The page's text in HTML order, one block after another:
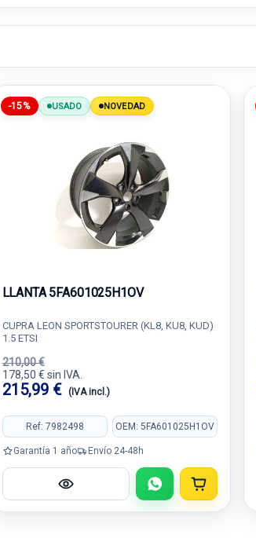
-15% USADO NOVEDAD
LLANTA 5FA601025H1OV
CUPRA LEON SPORTSTOURER (KL8, KU8, KUD)
1.5 ETSI
210,00 €
178,50 € sin IVA.
215,99 € (IVA incl.)
Ref: 7982498 OEM: 5FA601025H1OV
Garantía 1 año Envío 24-48h